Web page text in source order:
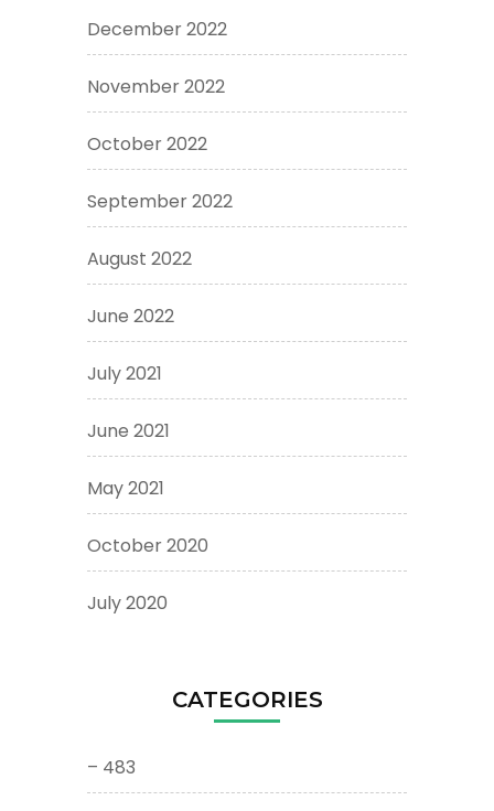
December 2022
November 2022
October 2022
September 2022
August 2022
June 2022
July 2021
June 2021
May 2021
October 2020
July 2020
CATEGORIES
– 483